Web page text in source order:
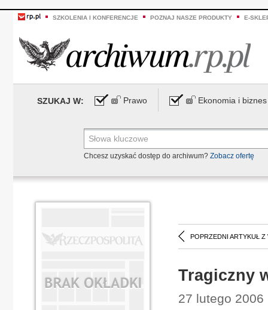
SZKOLENIA I KONFERENCJE POZNAJ NASZE PRODUKTY E-
SZUKAJ W: Prawo Ekonomia i biznes
Chcesz uzyskać dostęp do archiwum? Zobacz ofertę
POPRZEDNI ARTYKUŁ Z
Tragiczny
27 lutego 2006